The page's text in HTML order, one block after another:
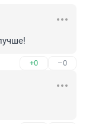
+0 –0